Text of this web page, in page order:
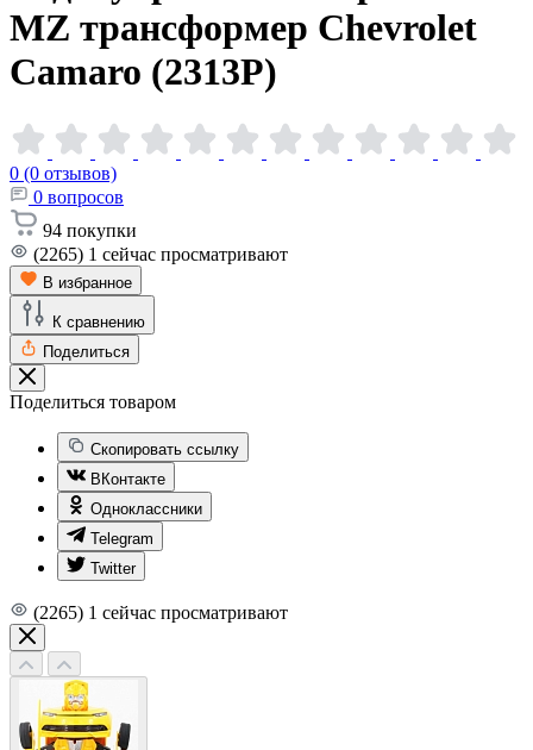
MZ трансформер Chevrolet
Camaro (2313P)
0 (0 отзывов)
0 вопросов
94 покупки
(2265) 1 сейчас просматривают
В избранное
К сравнению
Поделиться
Поделиться товаром
Скопировать ссылку
ВКонтакте
Одноклассники
Telegram
Twitter
(2265) 1 сейчас просматривают